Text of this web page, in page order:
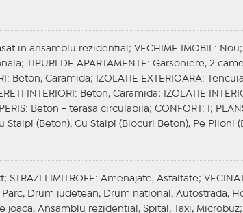
in ansamblu rezidential; VECHIME IMOBIL : Nou;
TIPURI DE APARTAMENTE : Garsoniere, 2
: Beton, Caramida; IZOLATIE EXTERIOARA:
INTERIORI : Beton, Caramida; IZOLATIE
: Beton - terasa circulabila; CONFORT : I;
Stalpi (Beton), Cu Stalpi (Blocuri Beton), Pe Piloni
STRAZI LIMITROFE : Amenajate, Asfaltate;
Parc, Drum judetean, Drum national, Autostrada,
joaca, Ansamblu rezidential, Spital, Taxi, Microbuz;